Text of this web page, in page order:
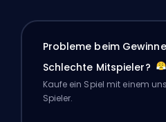
Probleme beim
Schlechte Mitspieler?
Kaufe ein Spiel mit einem
Spieler.